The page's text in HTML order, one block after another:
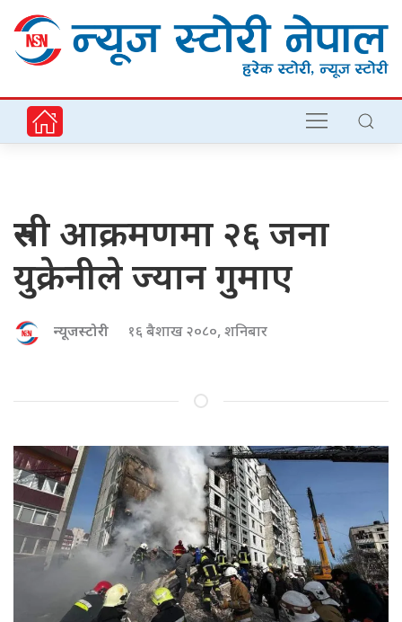
रुसी आक्रमणमा २६ जना
युक्रेनीले ज्यान गुमाए
न्यूजस्टोरी १६ बैशाख २०८०, शनिबार